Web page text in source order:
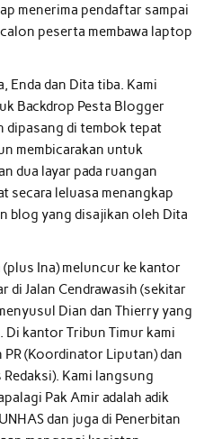
menerima pendaftar sampai
peserta membawa laptop
Enda dan Dita tiba. Kami
Backdrop Pesta Blogger
dipasang di tembok tepat
membicarakan untuk
dua layar pada ruangan
secara leluasa menangkap
blog yang disajikan oleh Dita
Ina) meluncur ke kantor
di Jalan Cendrawasih (sekitar
Dian dan Thierry yang
Di kantor Tribun Timur kami
(Koordinator Liputan) dan
Redaksi). Kami langsung
Pak Amir adalah adik
dan juga di Penerbitan